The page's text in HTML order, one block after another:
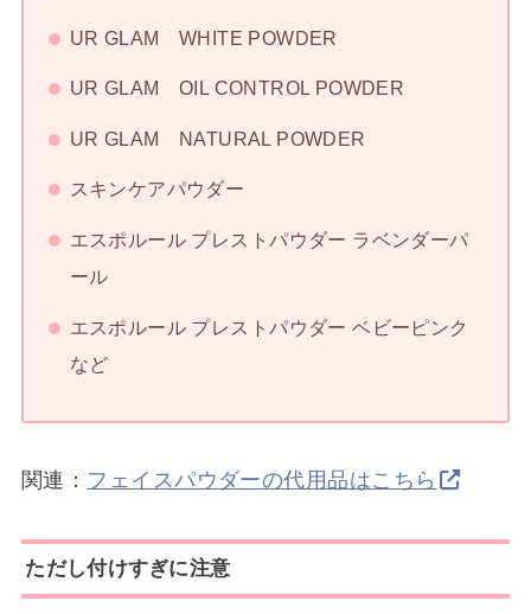
UR GLAM WHITE POWDER
UR GLAM OIL CONTROL POWDER
UR GLAM NATURAL POWDER
スキンケアパウダー
エスポルール プレストパウダー ラベンダーパ
ール
エスポルール プレストパウダー ベビーピンク
など
関連： フェイスパウダーの代用品はこちら
ただし付けすぎに注意